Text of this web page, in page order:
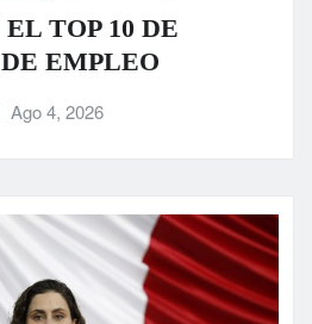
TOP 10 DE
EMPLEO
Ago 4, 2026